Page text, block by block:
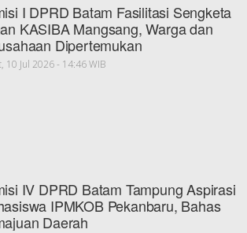
I DPRD Batam Fasilitasi Sengketa
KASIBA Mangsang, Warga dan
Dipertemukan
10 Jul 2026 - 14:46 WIB
IV DPRD Batam Tampung Aspirasi
IPMKOB Pekanbaru, Bahas
Daerah